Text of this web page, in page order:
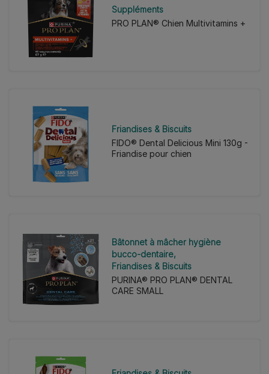
Suppléments
PRO PLAN® Chien Multivitamins +
Friandises & Biscuits
FIDO® Dental Delicious Mini 130g -
Friandise pour chien
Bâtonnet à mâcher hygiène
bucco-dentaire
Friandises & Biscuits
PURINA® PRO PLAN® DENTAL
CARE SMALL